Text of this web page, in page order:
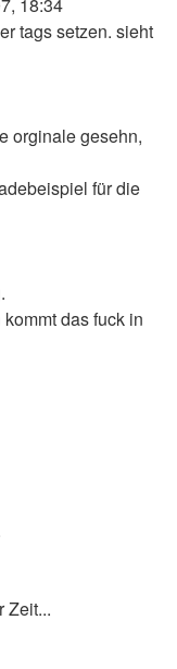
tags setzen. sieht
orginale gesehn,
für die
das fuck in
Zeit...